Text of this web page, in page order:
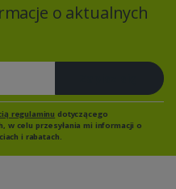
o aktualnych
regulaminu dotyczącego
w celu przesyłania mi informacji o
i rabatach.